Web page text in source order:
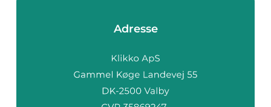
Adresse